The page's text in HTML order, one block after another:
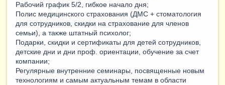
Рабочий график 5/2, гибкое начало дня;
Полис медицинского страхования (ДМС + стоматология
для сотрудников, скидки на страхование для членов
семьи), а также штатный психолог;
Подарки, скидки и сертификаты для детей сотрудников,
детские дни и дни проф. ориентации, обучение за счет
компании;
Регулярные внутренние семинары, посвященные новым
технологиям и самым актуальным темам в области